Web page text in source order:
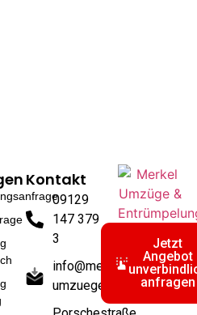
Kontakt
09129
147 379
3
info@merkel-
umzuege.de
Jetzt
Angebot
anfragen